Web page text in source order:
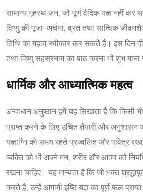
सामान्य गृहस्थ जन, जो पूर्ण वैदिक यज्ञ नहीं कर
विष्णु की पूजा-अर्चना, व्रत तथा सात्विक
तिथि का महत्व स्वीकार कर सकते हैं। इस दिन
तथा विष्णु सहस्रनाम का पाठ करना भी शुभ माना
धार्मिक और आध्यात्मिक महत्व
अन्वाधान अनुष्ठान हमें यह सिखाता है कि किसी
प्राप्त करने के लिए उचित तैयारी और
यज्ञाग्नि को समय रहते प्रज्वलित और पवित्र
व्यक्ति को भी अपने मन, शरीर और आत्मा को
रखना चाहिए। यह मान्यता है कि जो भक्त
करते हैं, उन्हें आगामी इष्टि यज्ञ का पूर्ण फल